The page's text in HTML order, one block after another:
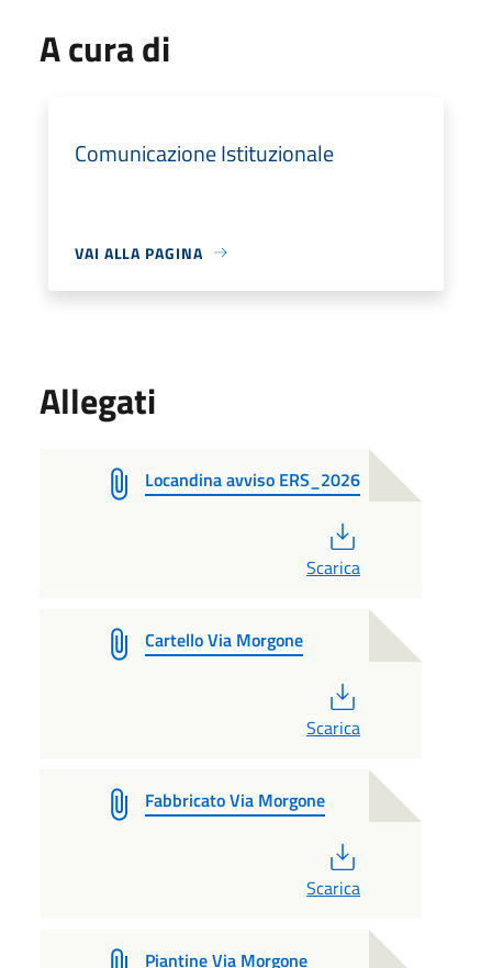
A cura di
Comunicazione Istituzionale
VAI ALLA PAGINA
Allegati
Locandina avviso ERS_2026
Scarica
Cartello Via Morgone
Scarica
Fabbricato Via Morgone
Scarica
Piantine Via Morgone